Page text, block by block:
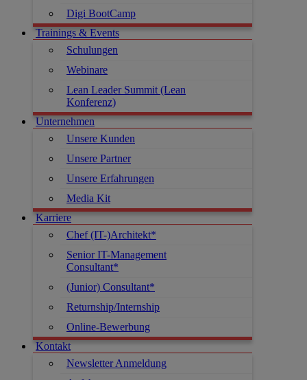
Digi BootCamp
Trainings & Events
Schulungen
Webinare
Lean Leader Summit (Lean
Konferenz)
Unternehmen
Unsere Kunden
Unsere Partner
Unsere Erfahrungen
Media Kit
Karriere
Chef (IT-)Architekt*
Senior IT-Management
Consultant*
(Junior) Consultant*
Returnship/Internship
Online-Bewerbung
Kontakt
Newsletter Anmeldung